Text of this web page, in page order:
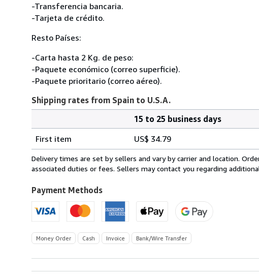
-Transferencia bancaria.
-Tarjeta de crédito.
Resto Países:
-Carta hasta 2 Kg. de peso:
-Paquete económico (correo superficie).
-Paquete prioritario (correo aéreo).
Shipping rates from Spain to U.S.A.
rates
from
Spain
U.S.A.
15 to 25 business days
First item
US$ 34.79
Delivery times are set by sellers and vary by carrier and location.
associated duties or fees. Sellers may contact you regarding
Payment Methods
Money Order Cash Invoice Bank/Wire Transfer